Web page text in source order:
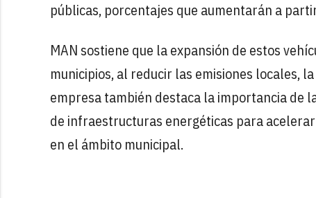
públicas, porcentajes que aumentarán a
MAN sostiene que la expansión de estos
municipios, al reducir las emisiones locales,
empresa también destaca la importancia de
de infraestructuras energéticas para
en el ámbito municipal.